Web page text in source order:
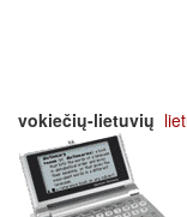
vokiečių-lietuvių